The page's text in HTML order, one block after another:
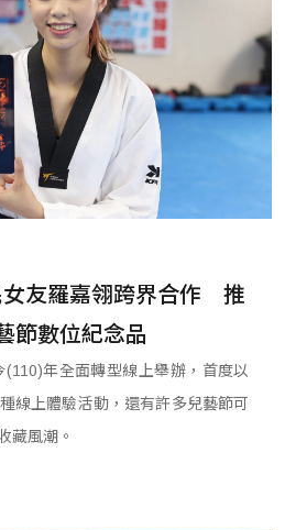
友羅嘉翎跨界合作　推
節數位紀念品
年全面轉型線上舉辦，首度以
線上體驗活動，還有許多兒藝節可
藏風潮。